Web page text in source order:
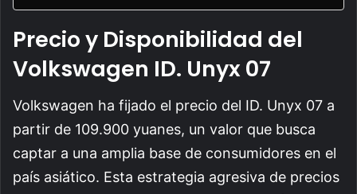
Precio y Disponibilidad del
Volkswagen ID. Unyx 07
Volkswagen ha fijado el precio del ID. Unyx 07 a
partir de 109.900 yuanes, un valor que busca
captar a una amplia base de consumidores en el
país asiático. Esta estrategia agresiva de precios